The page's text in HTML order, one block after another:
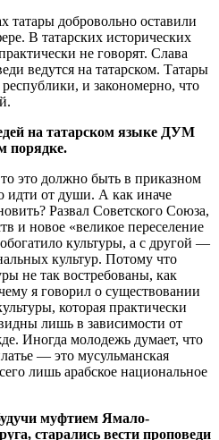
татары добровольно оставили
В татарских исторических
не говорят. Слава
ведутся на татарском. Татары
и закономерно, что
на татарском языке ДУМ
порядке.
это должно быть в приказном
идти от души. А как иначе
Развал Советского Союза,
и новое «великое переселение
культуры, а с другой —
культур. Потому что
не так востребованы, как
я говорил о существовании
которая практически
лишь в зависимости от
Иногда молодежь думает, что
— это мусульманская
лишь арабское национальное
муфтием Ямало-
старались вести проповеди